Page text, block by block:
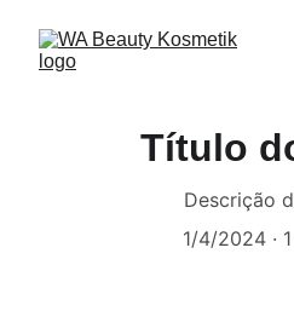
Título
Descrição
1/4/2024